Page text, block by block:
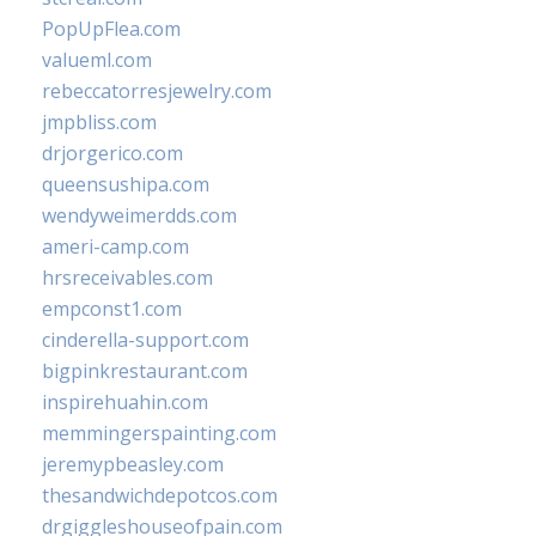
PopUpFlea.com
valueml.com
rebeccatorresjewelry.com
jmpbliss.com
drjorgerico.com
queensushipa.com
wendyweimerdds.com
ameri-camp.com
hrsreceivables.com
empconst1.com
cinderella-support.com
bigpinkrestaurant.com
inspirehuahin.com
memmingerspainting.com
jeremypbeasley.com
thesandwichdepotcos.com
drgiggleshouseofpain.com